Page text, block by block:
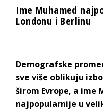
Ime Muhamed
Londonu i Berlinu
Demografske
sve više oblikuju
širom Evrope, a ime
najpopularnije u